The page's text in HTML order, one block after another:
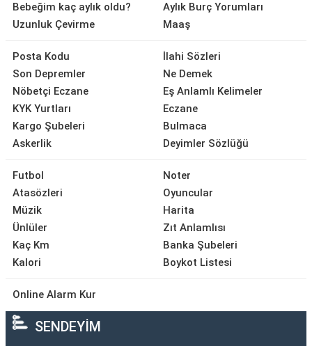
Bebeğim kaç aylık oldu?
Uzunluk Çevirme
Aylık Burç Yorumları
Maaş
Posta Kodu
Son Depremler
Nöbetçi Eczane
KYK Yurtları
Kargo Şubeleri
Askerlik
İlahi Sözleri
Ne Demek
Eş Anlamlı Kelimeler
Eczane
Bulmaca
Deyimler Sözlüğü
Futbol
Atasözleri
Müzik
Ünlüler
Kaç Km
Kalori
Noter
Oyuncular
Harita
Zıt Anlamlısı
Banka Şubeleri
Boykot Listesi
Online Alarm Kur
SENDEYİM